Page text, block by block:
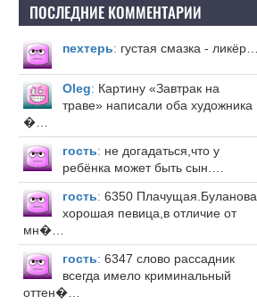
ПОСЛЕДНИЕ КОММЕНТАРИИ
пехтерь: густая смазка - ликёр…
Оleg: Картину «Завтрак на
траве» написали оба художника
�…
гость: не догадаться,что у
ребёнка может быть сын.…
гость: 6350 Плачущая.Буланова
хорошая певица,в отличие от
мн�…
гость: 6347 слово рассадник
всегда имело криминальный
оттен�…